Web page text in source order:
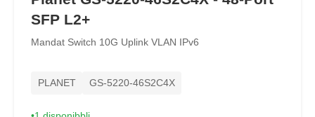
SFP L2+
Mandat Switch 10G Uplink VLAN IPv6
PLANET GS-5220-46S2C4X